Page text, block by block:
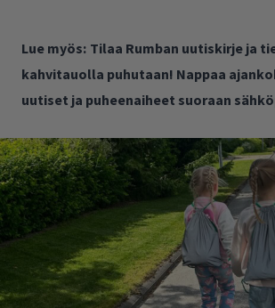
Lue myös: Tilaa Rumban uutiskirje ja
kahvitauolla puhutaan! Nappaa
uutiset ja puheenaiheet suoraan